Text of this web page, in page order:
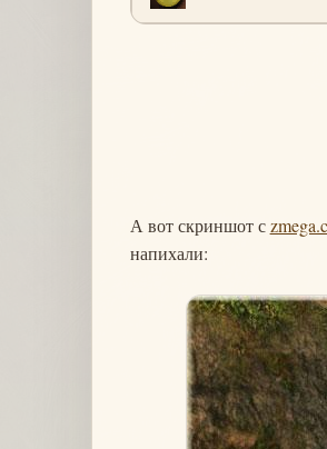
А вот скриншот с
напихали: